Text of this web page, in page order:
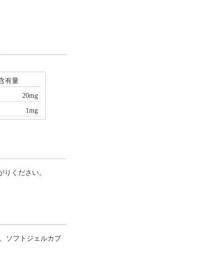
有量
20mg
1mg
ください。
ソフトジェルカプ